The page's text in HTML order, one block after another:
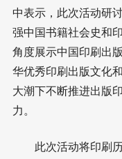
中表示，此次活动研
强中国书籍社会史和
角度展示中国印刷出
华优秀印刷出版文化
大潮下不断推进出版
力。
此次活动将印刷历